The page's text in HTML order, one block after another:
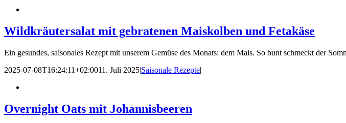
Wildkräutersalat mit gebratenen Maiskolben und Fetakäse
Ein gesundes, saisonales Rezept mit unserem Gemüse des Monats: dem Mais. So bunt schmeckt der
2025-07-08T16:24:11+02:0011. Juli 2025|Saisonale Rezepte|
Overnight Oats mit Johannisbeeren